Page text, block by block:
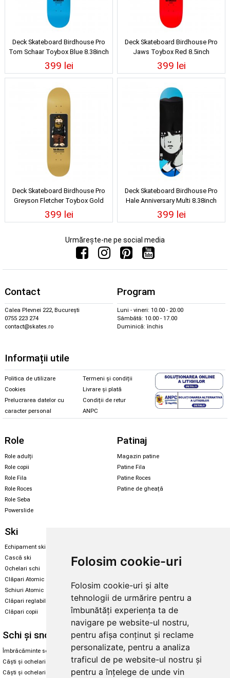
Folosim cookie-uri
Folosim cookie-uri și alte
tehnologii de urmărire pentru a
îmbunătăți experiența ta de
navigare pe website-ul nostru,
pentru afișa conținut și reclame
personalizate, pentru a analiza
traficul de pe website-ul nostru și
pentru a înțelege de unde vin
Deck Skateboard Birdhouse Pro
Tom Schaar Toybox Blue 8.38inch
399 lei
Deck Skateboard Birdhouse Pro
Jaws Toybox Red 8.5inch
399 lei
Deck Skateboard Birdhouse Pro
Greyson Fletcher Toybox Gold
8.63inch
399 lei
Deck Skateboard Birdhouse Pro
Hale Anniversary Multi 8.38inch
399 lei
Urmărește-ne pe social media
Contact
Calea Plevnei 222, București
0755 223 274
contact@skates.ro
Program
Luni - vineri: 10.00 - 20.00
Sâmbătă: 10.00 - 17.00
Duminică: închis
Informații utile
Politica de utilizare
Cookies
Prelucrarea datelor cu
caracter personal
Termeni și condiții
Livrare și plată
Condiții de retur
ANPC
Role
Role adulți
Role copii
Role Fila
Role Roces
Role Seba
Powerslide
Patinaj
Magazin patine
Patine Fila
Patine Roces
Patine de gheață
Ski
Echipament ski
Cască ski
Ochelari schi
Clăpari Atomic
Schiuri Atomic
Clăpari reglabili
Clăpari copii
Echipament snowboard
Skate & longboard
Santa Cruz
Enuff Skateboards
Schi și snowboard
Îmbrăcăminte schi și snowboard
Căști și ochelari de iarnă
Căști și ochelari Alpina
Diverse
Cum aleg rolele
Cum aleg ochelarii
Ochelari de soare Oakley